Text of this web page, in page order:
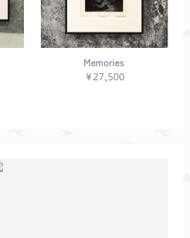
Memories
¥27,500